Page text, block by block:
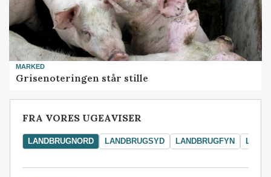
MARKED
Grisenoteringen står stille
FRA VORES UGEAVISER
LANDBRUGNORD LANDBRUGSYD LANDBRUGFYN